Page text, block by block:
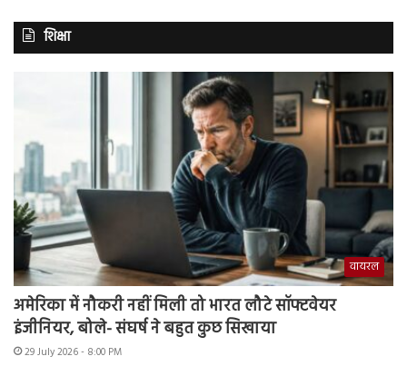
शिक्षा
वायरल
अमेरिका में नौकरी नहीं मिली तो भारत लौटे सॉफ्टवेयर
इंजीनियर, बोले- संघर्ष ने बहुत कुछ सिखाया
29 July 2026 - 8:00 PM